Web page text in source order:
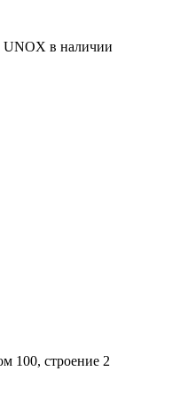
UNOX в наличии
100, строение 2